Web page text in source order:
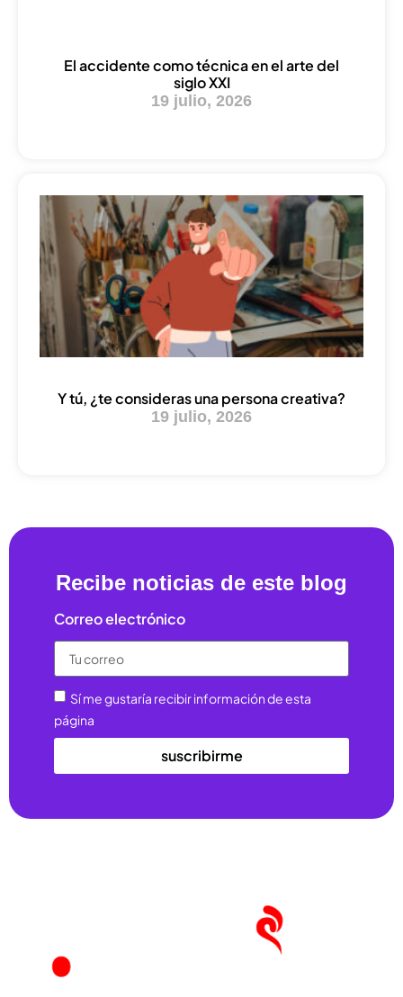
El accidente como técnica en el arte del
siglo XXI
19 julio, 2026
Y tú, ¿te consideras una persona creativa?
19 julio, 2026
Recibe noticias de este blog
Correo electrónico
Sí me gustaría recibir información de esta
página
suscribirme